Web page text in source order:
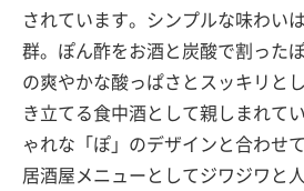
されています。シンプルな味わい
群。ぽん酢をお酒と炭酸で割った
の爽やかな酸っぱさとスッキリと
き立てる食中酒として親しまれて
ゃれな「ぽ」のデザインと合わせ
居酒屋メニューとしてジワジワと